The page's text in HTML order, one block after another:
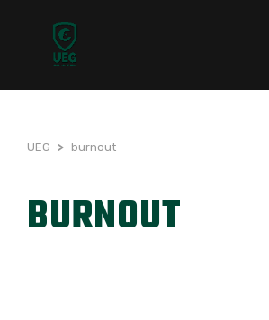
UEG > burnout
BURNOUT